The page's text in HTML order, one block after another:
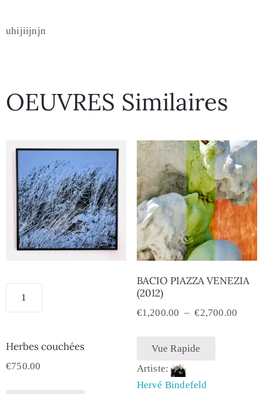
uhijiijnjn
OEUVRES Similaires
Herbes couchées
€750.00
BACIO PIAZZA VENEZIA
(2012)
€1,200.00 – €2,700.00
Vue Rapide
Artiste:
Hervé Bindefeld